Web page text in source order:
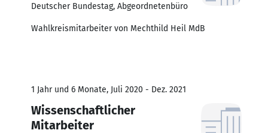
Deutscher Bundestag, Abgeordnetenbüro
Wahlkreismitarbeiter von Mechthild Heil MdB
1 Jahr und 6 Monate, Juli 2020 - Dez. 2021
Wissenschaftlicher
Mitarbeiter